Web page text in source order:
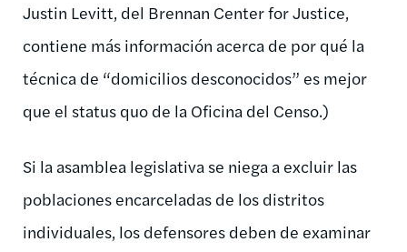
Justin Levitt, del Brennan Center for Justice,
contiene más información acerca de por qué la
técnica de “domicilios desconocidos” es mejor
que el status quo de la Oficina del Censo.)
Si la asamblea legislativa se niega a excluir las
poblaciones encarceladas de los distritos
individuales, los defensores deben de examinar